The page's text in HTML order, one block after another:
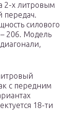
2-х литровым
передач.
силового
206. Модель
с передним
18-ти